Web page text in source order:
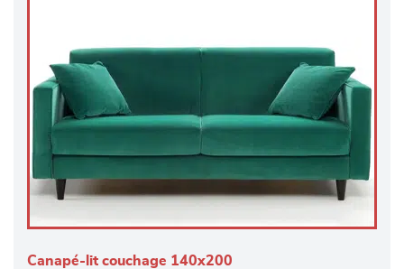
Canapé-lit couchage 140x200